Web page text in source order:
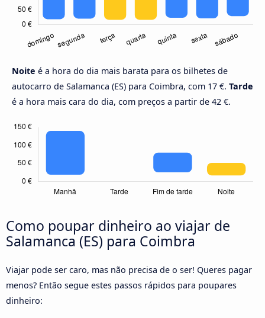
Noite é a hora do dia mais barata para os bilhetes de
autocarro de Salamanca (ES) para Coimbra, com 17 €. Tarde
é a hora mais cara do dia, com preços a partir de 42 €.
Como poupar dinheiro ao viajar de
Salamanca (ES) para Coimbra
Viajar pode ser caro, mas não precisa de o ser! Queres pagar
menos? Então segue estes passos rápidos para poupares
dinheiro: